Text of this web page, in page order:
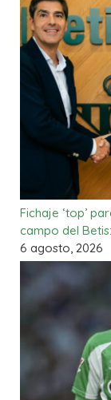
Fichaje ‘top’
campo del
6 agosto, 2026